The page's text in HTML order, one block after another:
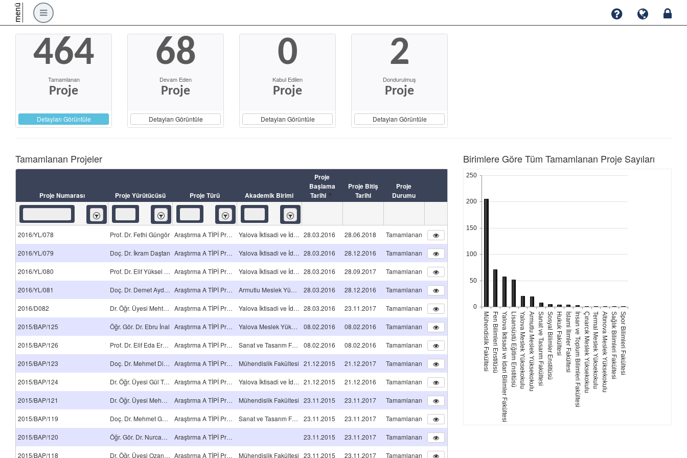
menü
464
Tamamlanan
Proje
Detayları Görüntüle
68
Devam Eden
Proje
Detayları Görüntüle
0
Kabul Edilen
Proje
Detayları Görüntüle
2
Dondurulmuş
Proje
Detayları Görüntüle
Tamamlanan Projeler
Proje Numarası Proje Yürütücüsü Proje Türü Akademik Birimi
Proje
Başlama
Tarihi
Proje Bitiş
Tarihi
Proje
Durumu
İçeren İçeren İçeren İçeren
2016/YL/078 Prof. Dr. Fethi Güngör Araştırma A TİPİ Projeleri Yalova İktisadi ve İdari Bilimler Fakültesi 28.03.2016 28.06.2018 Tamamlanan
2016/YL/079 Doç. Dr. İkram Daştan Araştırma A TİPİ Projeleri Yalova İktisadi ve İdari Bilimler Fakültesi 28.03.2016 28.12.2016 Tamamlanan
2016/YL/080 Prof. Dr. Elif Yüksel Oktay Araştırma A TİPİ Projeleri Yalova İktisadi ve İdari Bilimler Fakültesi 28.03.2016 28.09.2017 Tamamlanan
2016/YL/081 Doç. Dr. Demet Aydınoğlu Araştırma A TİPİ Projeleri Armutlu Meslek Yüksekokulu 28.03.2016 28.12.2016 Tamamlanan
2016/D082 Dr. Öğr. Üyesi Mehtap Özşahin Araştırma A TİPİ Projeleri Yalova İktisadi ve İdari Bilimler Fakültesi 28.03.2016 23.11.2017 Tamamlanan
2015/BAP/125 Öğr. Gör. Dr. Ebru İnal Araştırma A TİPİ Projeleri Yalova Meslek Yüksekokulu 08.02.2016 08.02.2016 Tamamlanan
2015/BAP/126 Prof. Dr. Elif Eda Erdoğan Araştırma A TİPİ Projeleri Sanat ve Tasarım Fakültesi 08.02.2016 08.02.2016 Tamamlanan
2015/BAP/123 Doç. Dr. Mehmet Direk Araştırma A TİPİ Projeleri Mühendislik Fakültesi 21.12.2015 21.12.2017 Tamamlanan
2015/BAP/124 Dr. Öğr. Üyesi Gül Tuba Dağcı Araştırma A TİPİ Projeleri Yalova İktisadi ve İdari Bilimler Fakültesi 21.12.2015 21.12.2016 Tamamlanan
2015/BAP/121 Dr. Öğr. Üyesi Mehmet Ekrem Çakmak Araştırma A TİPİ Projeleri Mühendislik Fakültesi 23.11.2015 23.11.2017 Tamamlanan
2015/BAP/119 Doç. Dr. Mehmet Gökhan Genel Araştırma A TİPİ Projeleri Sanat ve Tasarım Fakültesi 23.11.2015 23.11.2017 Tamamlanan
2015/BAP/120 Öğr. Gör. Dr. Nurcan Karaca Araştırma A TİPİ Projeleri 23.11.2015 23.11.2017 Tamamlanan
2015/BAP/118 Dr. Öğr. Üyesi Ozan Toprakçı Araştırma A TİPİ Projeleri Mühendislik Fakültesi 23.11.2015 23.11.2017 Tamamlanan
Birimlere Göre Tüm Tamamlanan Proje Sayıları
Mühendislik FakültesiFen Bilimleri EnstitüsüYalova İktisadi ve İdari Bilimler FakültesiLisansüstü Eğitim EnstitüsüYalova Meslek YüksekokuluArmutlu Meslek YüksekokuluSanat ve Tasarım FakültesiSosyal Bilimler EnstitüsüHukuk Fakültesiİslami İlimler Fakültesiİnsan ve Toplum Bilimleri FakültesiÇınarcık Meslek YüksekokuluTermal Meslek YüksekokuluAltınova Meslek YüksekokuluSağlık Bilimleri FakültesiSpor Bilimleri Fakültesi
0
50
100
150
200
250